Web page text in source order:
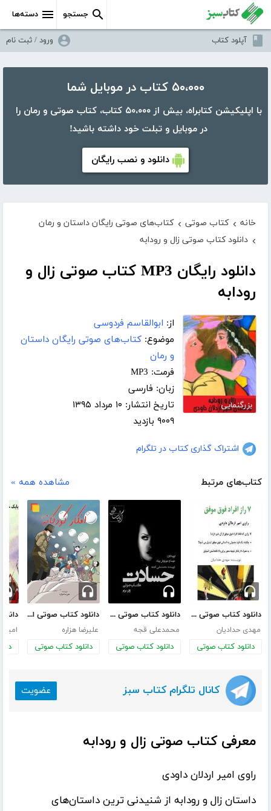
دسته‌ها جستجو
آپلود کتاب ورود / ثبت نام
۵۰،۰۰۰ کتاب در موبایل شما
با اپلیکیشن کتابراه، بیش از ۵۰،۰۰۰ کتاب، کتاب صوتی و رمان را
در موبایل و تبلت خود داشته باشید!
دانلود و نصب رایگان
خانه › کتاب صوتی › کتاب‌های صوتی رایگان داستان و رمان
› دانلود کتاب صوتی زال و رودابه
دانلود رایگان MP3 کتاب صوتی زال و
رودابه
بزرگنمایی
از: ابوالقاسم فردوسی
موضوع: کتاب‌های صوتی رایگان داستان
و رمان
فرمت: MP3
زبان: فارسی
تاریخ انتشار: ۱۰ مرداد ۱۳۹۵
۹۰۰۹ بازدید
اشتراک گذاری کتاب در تلگرام
کتاب‌های مرتبط مشاهده همه »
دانلود کتاب صوتی 7 راز افراد فوق موفق
مهدی حدادیان
دانلود کتاب صوتی
دانلود کتاب صوتی حسادت
محمدعلی قجه
دانلود کتاب صوتی
دانلود کتاب صوتی افکار کودکانه
علیرضا هزاره
دانلود کتاب صوتی
کانال تلگرام کتاب سبز عضویت
معرفی کتاب صوتی زال و رودابه
راوی امیر اردلان داودی
داستان زال و رودابه از شنیدنی ترین داستان‌های